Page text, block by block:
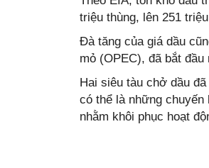
triệu thùng, lên 251
Đà tăng của giá dầu
mỏ (OPEC), đã bắt
Hai siêu tàu chở dầu
có thể là những chuyến
nhằm khôi phục hoạt